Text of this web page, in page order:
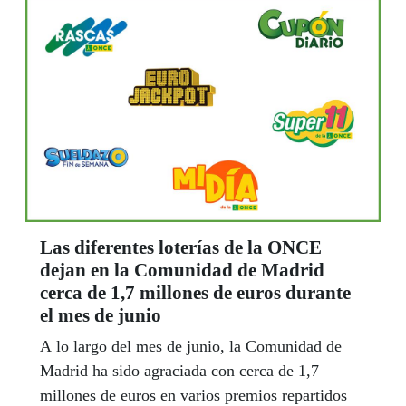
Las diferentes loterías de la ONCE
dejan en la Comunidad de Madrid
cerca de 1,7 millones de euros durante
el mes de junio
A lo largo del mes de junio, la Comunidad de
Madrid ha sido agraciada con cerca de 1,7
millones de euros en varios premios repartidos